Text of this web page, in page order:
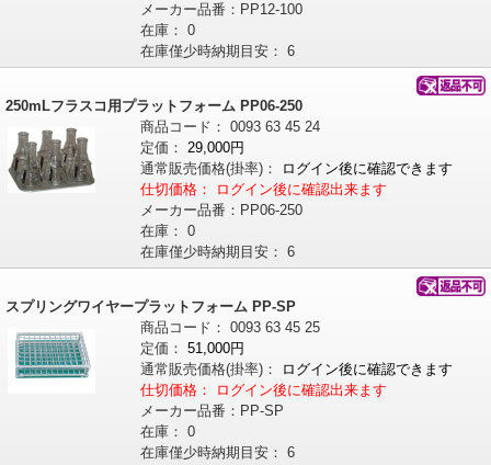
メーカー品番： PP12-100
在庫： 0
在庫僅少時納期目安： 6
250mLフラスコ用プラットフォーム PP06-250
商品コード： 0093 63 45 24
定価： 29,000円
通常販売価格(掛率)：
ログイン後に確認できます
仕切価格：
ログイン後に確認出来ます
メーカー品番： PP06-250
在庫： 0
在庫僅少時納期目安： 6
スプリングワイヤープラットフォーム PP-SP
商品コード： 0093 63 45 25
定価： 51,000円
通常販売価格(掛率)：
ログイン後に確認できます
仕切価格：
ログイン後に確認出来ます
メーカー品番： PP-SP
在庫： 0
在庫僅少時納期目安： 6